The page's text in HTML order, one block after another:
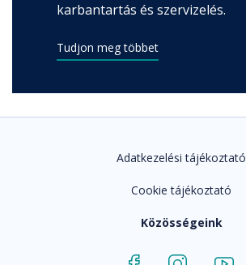
karbantartás és szervizelés.
Tudjon meg többet
Adatkezelési tájékoztató
Cookie tájékoztató
Közösségeink